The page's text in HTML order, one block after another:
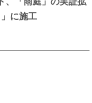
に施工